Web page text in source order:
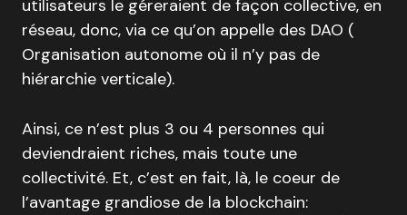
utilisateurs le géreraient de façon collective, en
réseau, donc, via ce qu’on appelle des DAO (
Organisation autonome où il n’y pas de
hiérarchie verticale).
Ainsi, ce n’est plus 3 ou 4 personnes qui
deviendraient riches, mais toute une
collectivité. Et, c’est en fait, là, le coeur de
l’avantage grandiose de la blockchain: